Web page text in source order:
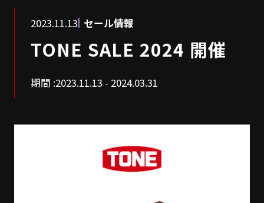
2023.11.13 セール情報
TONE SALE 2024 開催
期間 :2023.11.13 - 2024.03.31